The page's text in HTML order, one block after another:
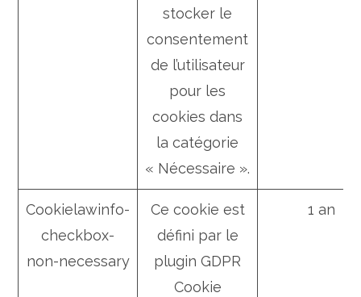
stocker le
consentement
de l’utilisateur
pour les
cookies dans
la catégorie
« Nécessaire ».
Cookielawinfo-
checkbox-
non-necessary
Ce cookie est
défini par le
plugin GDPR
Cookie
1 an